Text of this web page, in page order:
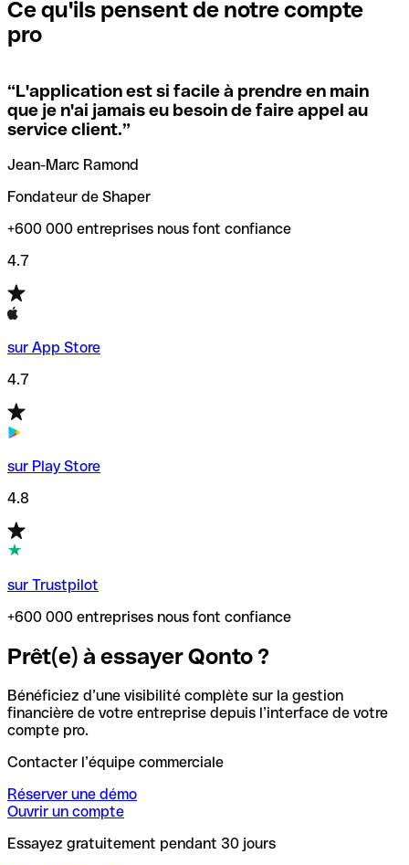
signifie que vous avez le code de l'une des succursales
locales.
Si vous n'êtes pas sûr du code SWIFT que vous devriez
utiliser, nous avons développé un outil de recherche de
codes SWIFT par nom de banque.
vérification/recherche de codes SWIFT. Ainsi, vous pouvez
trouver et vérifier vos codes SWIFT avant de réaliser vos
transferts d’argent.
Ce qu'ils pensent de notre compte
pro
“L'application est si facile à prendre en main
que je n'ai jamais eu besoin de faire appel au
service client.”
Jean-Marc Ramond
Fondateur de Shaper
+600 000 entreprises nous font confiance
4.7
sur App Store
4.7
sur Play Store
4.8
sur Trustpilot
+600 000 entreprises nous font confiance
Prêt(e) à essayer Qonto ?
Bénéficiez d’une visibilité complète sur la gestion
financière de votre entreprise depuis l’interface de votre
compte pro.
Contacter l’équipe commerciale
Réserver une démo
Ouvrir un compte
Essayez gratuitement pendant 30 jours